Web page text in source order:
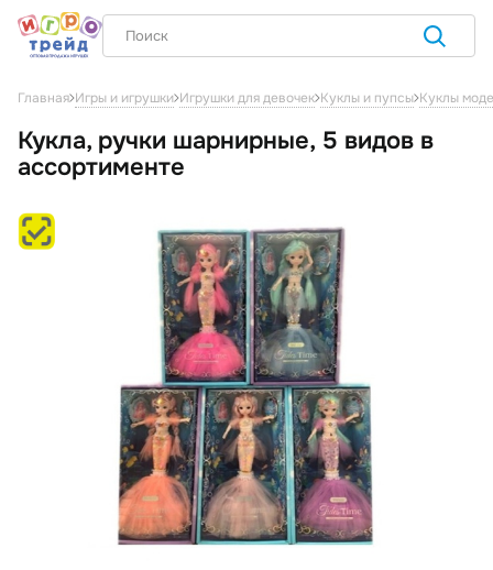
Главная Игры и игрушки Игрушки для девочек Куклы и пупсы Куклы
Кукла, ручки шарнирные, 5 видов в
ассортименте